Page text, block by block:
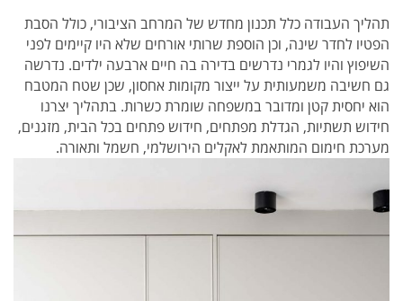
תהליך העבודה כלל תכנון מחדש של המרחב הציבורי, כולל הסבת
הפטיו לחדר שינה, וכן הוספת שרותי אורחים שלא היו קיימים לפני
השיפוץ והיו לגמרי נדרשים בדירה בה חיים ארבעה ילדים. נדרשה
גם חשיבה משמעותית על ייצור מקומות אחסון, שכן שטח המטבח
הוא יחסית קטן ומדובר במשפחה שומרת כשרות. בתהליך יצרנו
חידוש תשתיות, הגדלת מפתחים, חידוש פתחים בכל הבית, מזגנים,
מערכת חימום המותאמת לאקלים הירושלמי, חשמל ותאורה.